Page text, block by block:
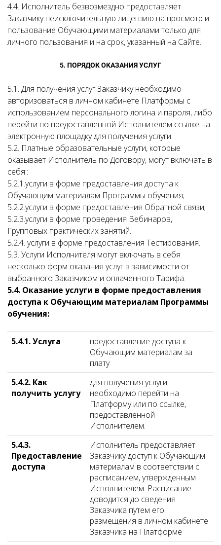
4.4. Исполнитель безвозмездно предоставляет
Заказчику неисключительную лицензию на просмотр и
пользование Обучающими материалами только для
личного пользования и на срок, указанный на Сайте.
5. ПОРЯДОК ОКАЗАНИЯ УСЛУГ
5.1. Для получения услуг Заказчику необходимо
авторизоваться в личном кабинете Платформы с
использованием персонального логина и пароля, либо
перейти по предоставленной Исполнителем ссылке на
электронную площадку для получения услуги.
5.2. Платные образовательные услуги, которые
оказывает Исполнитель по Договору, могут включать в
себя::
5.2.1.услуги в форме предоставления доступа к
Обучающим материалам Программы обучения;
5.2.2.услуги в форме предоставления Обратной связи;
5.2.3.услуги в форме проведения Вебинаров,
Групповых практических занятий.
5.2.4. услуги в форме предоставления Тестирования.
5.3. Услуги Исполнителя могут включать в себя
несколько форм оказания услуг в зависимости от
выбранного Заказчиком и оплаченного Тарифа.
5.4. Оказание услуги в форме предоставления
доступа к Обучающим материалам Программы
обучения:
5.4.1. Услуга
предоставление доступа к
Обучающим материалам за
плату
5.4.2. Как
получить услугу
для получения услуги
необходимо перейти на
Платформу или по ссылке,
предоставленной
Исполнителем.
5.4.3.
Предоставление
доступа
Исполнитель предоставляет
Заказчику доступ к Обучающим
материалам в соответствии с
расписанием, утвержденным
Исполнителем. Расписание
доводится до сведения
Заказчика путем его
размещения в личном кабинете
Заказчика на Платформе